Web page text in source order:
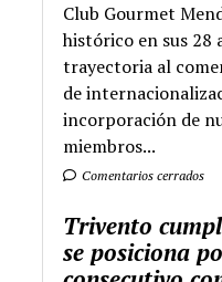
Club Gourmet
histórico en sus 28
trayectoria al
de
incorporación de
miembros...
Comentarios cerrados
Trivento
se posiciona